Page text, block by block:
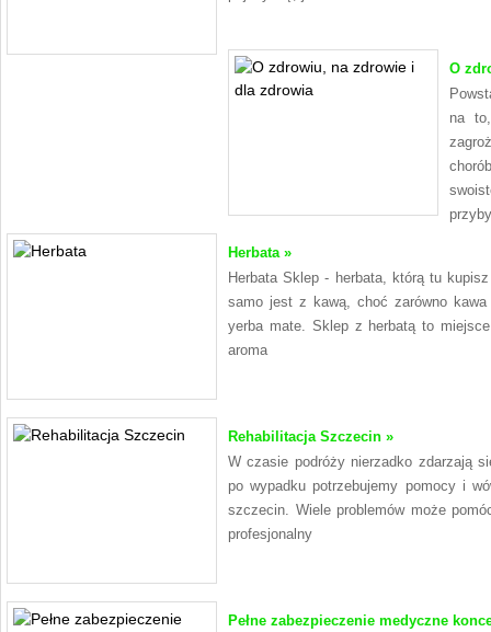
O
na
Herbata »
Herbata Sklep - herbata, którą tu
samo jest z kawą, choć zarówno
yerba mate. Sklep z herbatą to
aroma
Rehabilitacja Szczecin »
W czasie podróży nierzadko zdarzają
po wypadku potrzebujemy pomocy i
szczecin. Wiele problemów może
profesjonalny
Pełne zabezpieczenie medyczne